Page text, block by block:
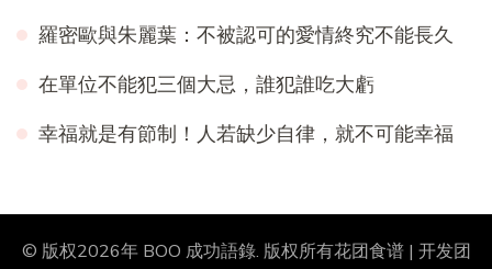
羅密歐與朱麗葉：不被認可的愛情終究不能長久
在單位不能犯三個大忌，誰犯誰吃大虧
幸福就是有節制！人若缺少自律，就不可能幸福
© 版权2026年 BOO 成功語錄. 版权所有花团食谱 | 开发团